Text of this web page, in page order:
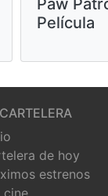
Paw
Película
de hoy
estrenos